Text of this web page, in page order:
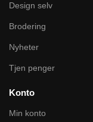
Design selv
Brodering
Nyheter
Tjen penger
Konto
Min konto